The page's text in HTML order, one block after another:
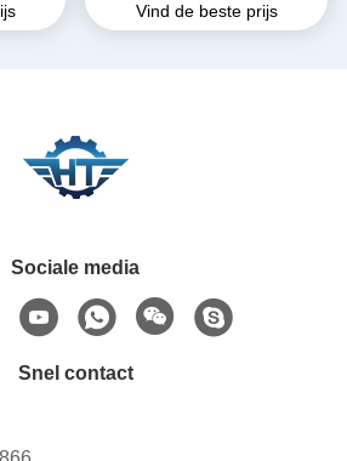
Tracking System
Vind de beste prijs
Sociale media
Snel contact